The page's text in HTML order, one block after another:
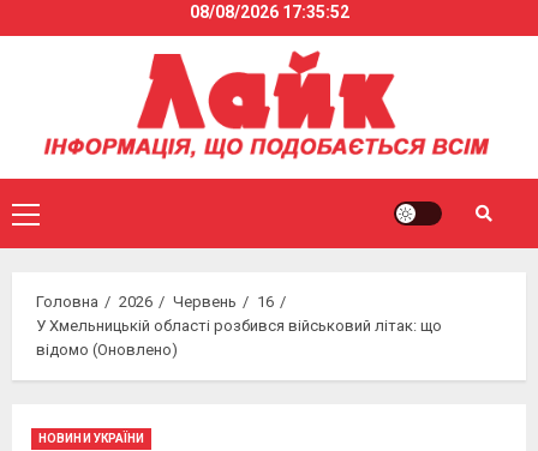
to
08/08/2026 17:35:53
Primary
Menu
Головна 2026 Червень
16
У Хмельницькій області розбився військовий літак: що
відомо (Оновлено)
НОВИНИ УКРАЇНИ